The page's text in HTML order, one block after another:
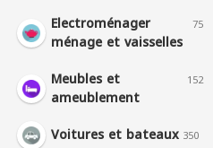
Electroménager
ménage et vaisselles
75
Meubles et
ameublement
152
Voitures et bateaux 350